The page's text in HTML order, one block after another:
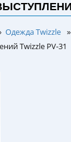
Одежда Twizzle »
Twizzle PV-31